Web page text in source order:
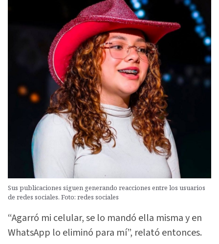
Sus publicaciones siguen generando reacciones entre los usuarios
de redes sociales. Foto: redes sociales
“Agarró mi celular, se lo mandó ella misma y en
WhatsApp lo eliminó para mí”, relató entonces.